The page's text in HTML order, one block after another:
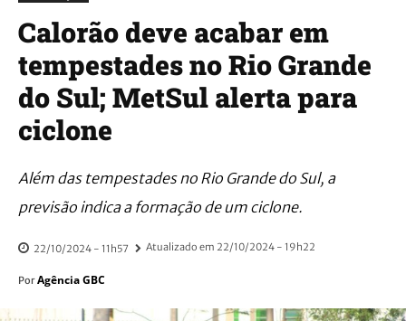
Calorão deve acabar em
tempestades no Rio Grande
do Sul; MetSul alerta para
ciclone
Além das tempestades no Rio Grande do Sul, a
previsão indica a formação de um ciclone.
22/10/2024 - 11h57 Atualizado em 22/10/2024 - 19h22
Por Agência GBC